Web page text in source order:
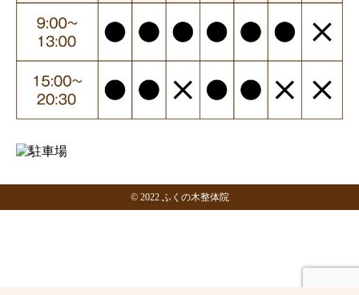
©︎ 2022 ふくの木整体院